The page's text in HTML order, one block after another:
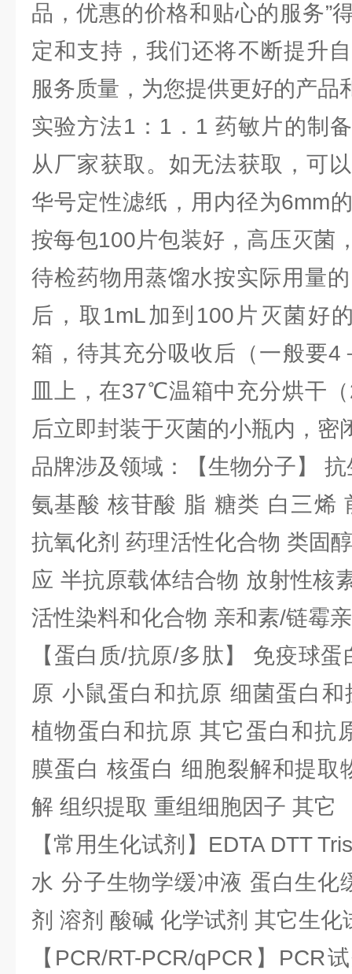
品，优惠的价格和贴心的服务”
定和支持，我们还将不断提升
服务质量，为您提供更好的产品
实验方法1：1．1 药敏片的制
从厂家获取。如无法获取，可
华号定性滤纸，用内径为6mm
按每包100片包装好，高压灭菌
待检药物用蒸馏水按实际用量
后，取1mL加到100片灭菌好
箱，待其充分吸收后（一般要4
皿上，在37℃温箱中充分烘干
后立即封装于灭菌的小瓶内，密
品牌涉及领域：【生物分子】
氨基酸 核苷酸 脂 糖类 白三烯
抗氧化剂 药理活性化合物 类固
应 半抗原载体结合物 放射性核
活性染料和化合物 亲和素/链霉
【蛋白质/抗原/多肽】 免疫球
原 小鼠蛋白和抗原 细菌蛋白
植物蛋白和抗原 其它蛋白和抗
膜蛋白 核蛋白 细胞裂解和提取
解 组织提取 重组细胞因子 其它
【常用生化试剂】EDTA DTT
水 分子生物学缓冲液 蛋白生化
剂 溶剂 酸碱 化学试剂 其它生化
【PCR/RT-PCR/qPCR】PCR